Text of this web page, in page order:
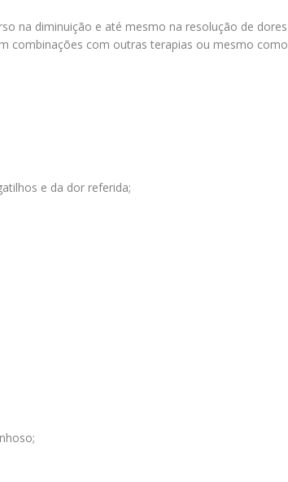
na diminuição e até mesmo na resolução de dores
combinações com outras terapias ou mesmo como
e da dor referida;